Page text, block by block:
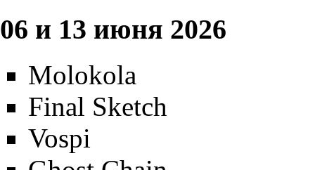
06 и 13 июня 2026
Molokola
Final Sketch
Vospi